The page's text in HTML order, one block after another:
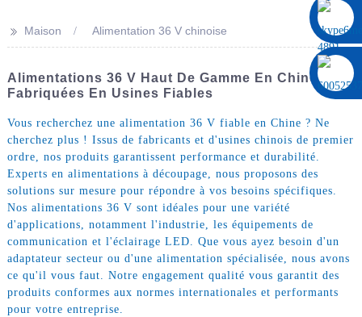
>> Maison Alimentation 36 V chinoise
Alimentations 36 V Haut De Gamme En Chine,
Fabriquées En Usines Fiables
Vous recherchez une alimentation 36 V fiable en Chine ? Ne
cherchez plus ! Issus de fabricants et d'usines chinois de premier
ordre, nos produits garantissent performance et durabilité.
Experts en alimentations à découpage, nous proposons des
solutions sur mesure pour répondre à vos besoins spécifiques.
Nos alimentations 36 V sont idéales pour une variété
d'applications, notamment l'industrie, les équipements de
communication et l'éclairage LED. Que vous ayez besoin d'un
adaptateur secteur ou d'une alimentation spécialisée, nous avons
ce qu'il vous faut. Notre engagement qualité vous garantit des
produits conformes aux normes internationales et performants
pour votre entreprise.